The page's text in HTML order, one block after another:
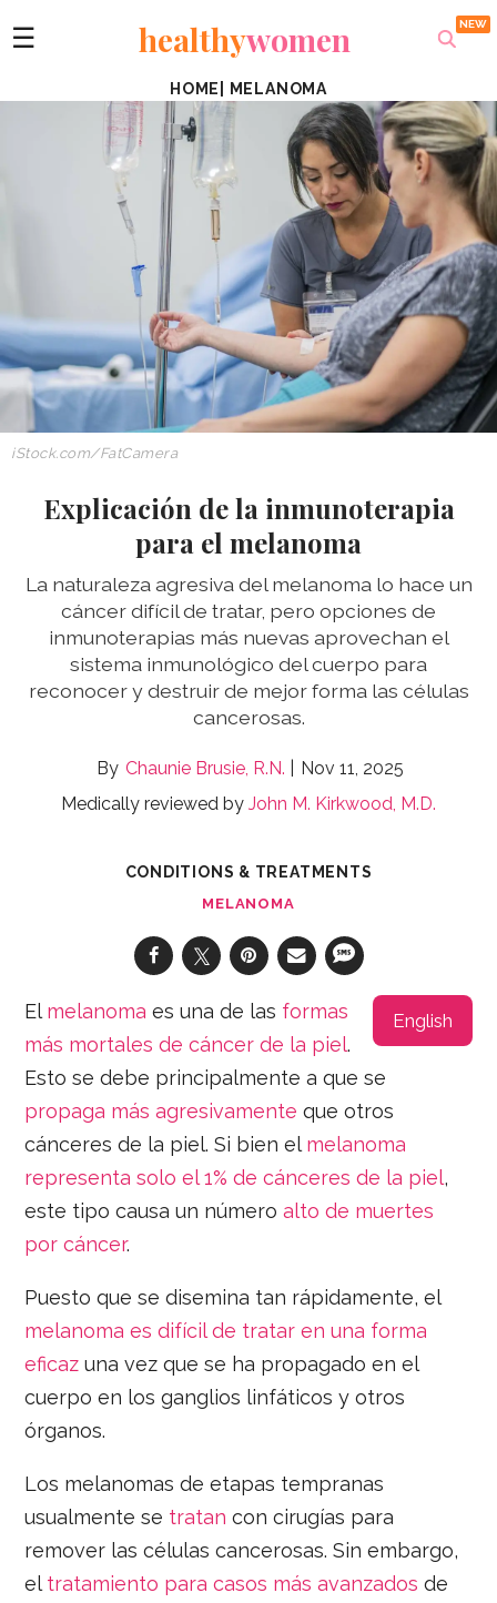
☰ healthywomen
HOME MELANOMA
iStock.com/FatCamera
Explicación de la inmunoterapia
para el melanoma
La naturaleza agresiva del melanoma lo hace un
cáncer difícil de tratar, pero opciones de
inmunoterapias más nuevas aprovechan el
sistema inmunológico del cuerpo para
reconocer y destruir de mejor forma las células
cancerosas.
Chaunie Brusie, R.N.
Nov 11, 2025
Medically reviewed by John M. Kirkwood, M.D.
CONDITIONS & TREATMENTS
MELANOMA
English
El melanoma es una de las formas
más mortales de cáncer de la piel.
Esto se debe principalmente a que se
propaga más agresivamente que otros
cánceres de la piel. Si bien el melanoma
representa solo el 1% de cánceres de la piel,
este tipo causa un númeroalto de muertes
por cáncer.
Puesto que se disemina tan rápidamente, el
melanoma es difícil de tratar en una forma
eficaz una vez que se ha propagado en el
cuerpo en los ganglios linfáticos y otros
órganos.
Los melanomas de etapas tempranas
usualmente se tratan con cirugías para
remover las células cancerosas. Sin embargo,
eltratamiento para casos más avanzados de